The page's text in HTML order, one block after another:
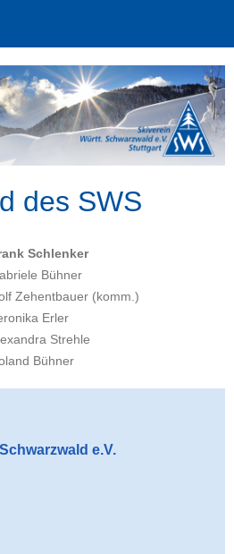
des SWS
Schlenker
Bühner
Zehentbauer (komm.)
Erler
Strehle
Bühner
e.V.